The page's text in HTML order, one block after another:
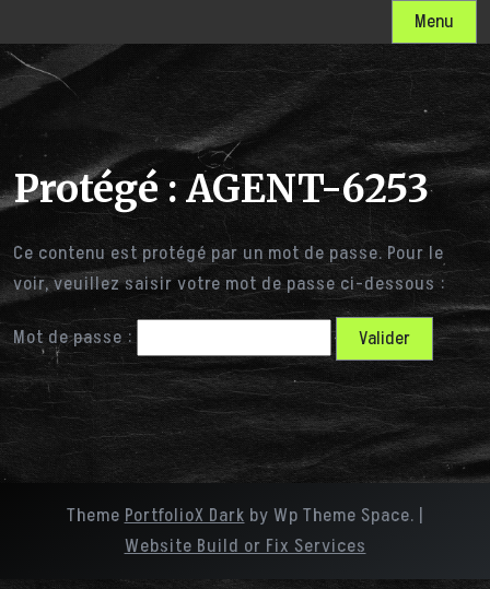
to
content
Menu
Protégé : AGENT-6253
Ce contenu est protégé par un mot de passe. Pour le
voir, veuillez saisir votre mot de passe ci-dessous :
Mot de passe :
ThemePortfolioX Darkby Wp Theme Space. |
Website Build or Fix Services